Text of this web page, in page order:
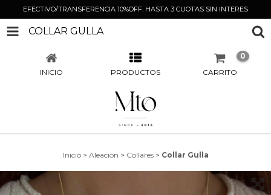
EFECTIVO/TRANSFERENCIA 10%OFF. HASTA 3 CUOTAS SIN INTERES
COLLAR GULLA
INICIO PRODUCTOS CARRITO
0
Inicio > Aleacion > Collares > Collar Gulla